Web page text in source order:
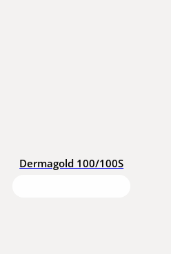
Dermagold 100/100S